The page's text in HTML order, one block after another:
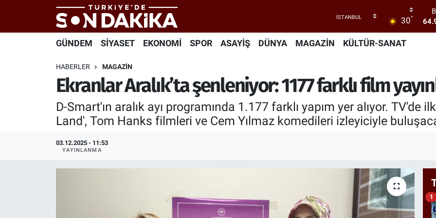
30°
GÜNDEM SİYASET EKONOMİ SPOR ASAYİŞ DÜNYA MAGAZİN KÜLTÜR-SANAT
HABERLER MAGAZİN
Ekranlar Aralık’ta şenleniyor: 1177 farklı film
D-Smart'ın aralık ayı programında 1.177 farklı yapım yer alıyor. TV'de
Land', Tom Hanks filmleri ve Cem Yılmaz komedileri izleyiciyle
03.12.2025 - 11:53
YAYINLANMA
1
Hava Durumu
Trafik Durumu
Süper Lig Puan Durumu ve Fikstür
Tüm Manşetler